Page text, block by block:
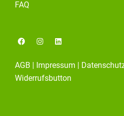
FAQ
F
a
e
b
o
o
I
n
a
g
r
L
i
e
d
i
AGB Impressum
Widerrufsbutton